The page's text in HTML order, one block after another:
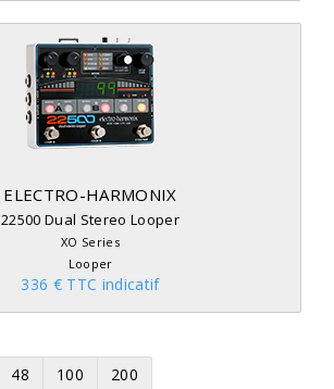
ELECTRO-HARMONIX
22500 Dual Stereo Looper
XO Series
Looper
336 € TTC indicatif
48 100 200